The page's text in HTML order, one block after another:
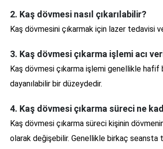
2. Kaş dövmesi nasıl çıkarılabilir?
Kaş dövmesini çıkarmak için lazer tedavisi
3. Kaş dövmesi çıkarma işlemi acı
Kaş dövmesi çıkarma işlemi genellikle
dayanılabilir bir düzeydedir.
4. Kaş dövmesi çıkarma süreci ne
Kaş dövmesi çıkarma süreci kişinin
olarak değişebilir. Genellikle birkaç seansta